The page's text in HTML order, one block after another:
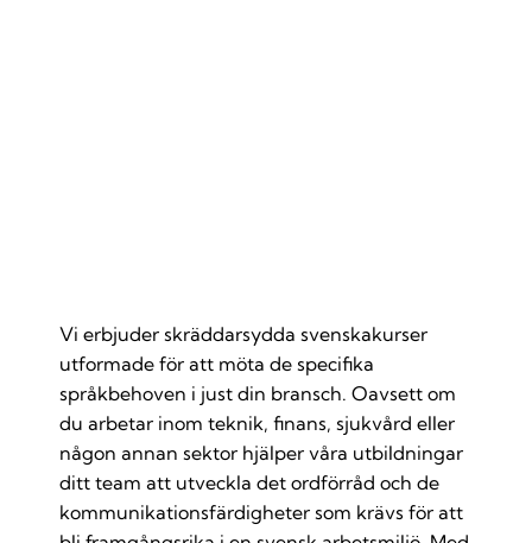
Vi erbjuder skräddarsydda svenskakurser
utformade för att möta de specifika
språkbehoven i just din bransch. Oavsett om
du arbetar inom teknik, finans, sjukvård eller
någon annan sektor hjälper våra utbildningar
ditt team att utveckla det ordförråd och de
kommunikationsfärdigheter som krävs för att